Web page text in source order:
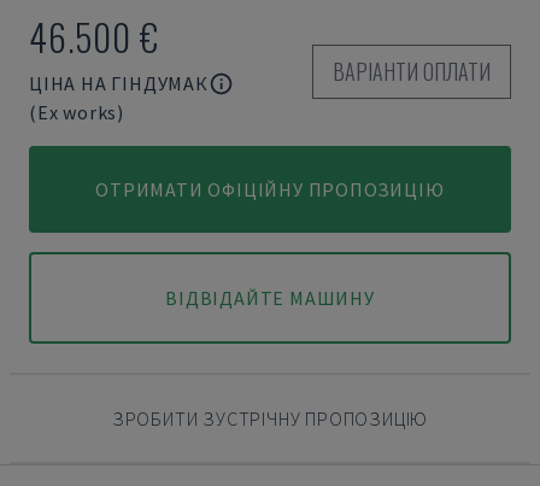
46.500 €
ЦІНА НА ГІНДУМАК
(Ex works)
ВАРІАНТИ ОПЛАТИ
ОТРИМАТИ ОФІЦІЙНУ ПРОПОЗИЦІЮ
ВІДВІДАЙТЕ МАШИНУ
ЗРОБИТИ ЗУСТРІЧНУ ПРОПОЗИЦІЮ